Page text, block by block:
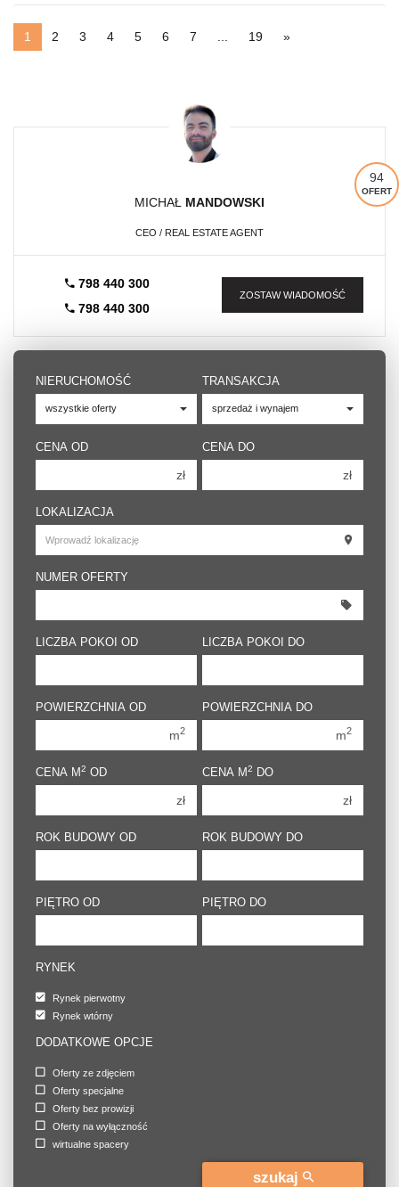
1 2 3 4 5 6 7 19 »
94
OFERT
MICHAŁ MANDOWSKI
CEO / REAL ESTATE AGENT
798 440 300
798 440 300
ZOSTAW WIADOMOŚĆ
NIERUCHOMOŚĆ TRANSAKCJA
CENA OD
zł
200 000 zł
250 000 zł
300 000 zł
CENA DO
zł
200 000 zł
250 000 zł
LOKALIZACJA
NUMER OFERTY
LICZBA POKOI OD
2 pokoje
3 pokoje
4 pokoje
LICZBA POKOI DO
2 pokoje
3 pokoje
4 pokoje
POWIERZCHNIA OD
m2
POWIERZCHNIA DO
m2
CENA M2 OD
zł
CENA M2 DO
zł
ROK BUDOWY OD ROK BUDOWY DO
PIĘTRO OD PIĘTRO DO
RYNEK
Rynek pierwotny
Rynek wtórny
DODATKOWE OPCJE
Oferty ze zdjęciem
Oferty specjalne
Oferty bez prowizji
Oferty na wyłączność
wirtualne spacery
szukaj